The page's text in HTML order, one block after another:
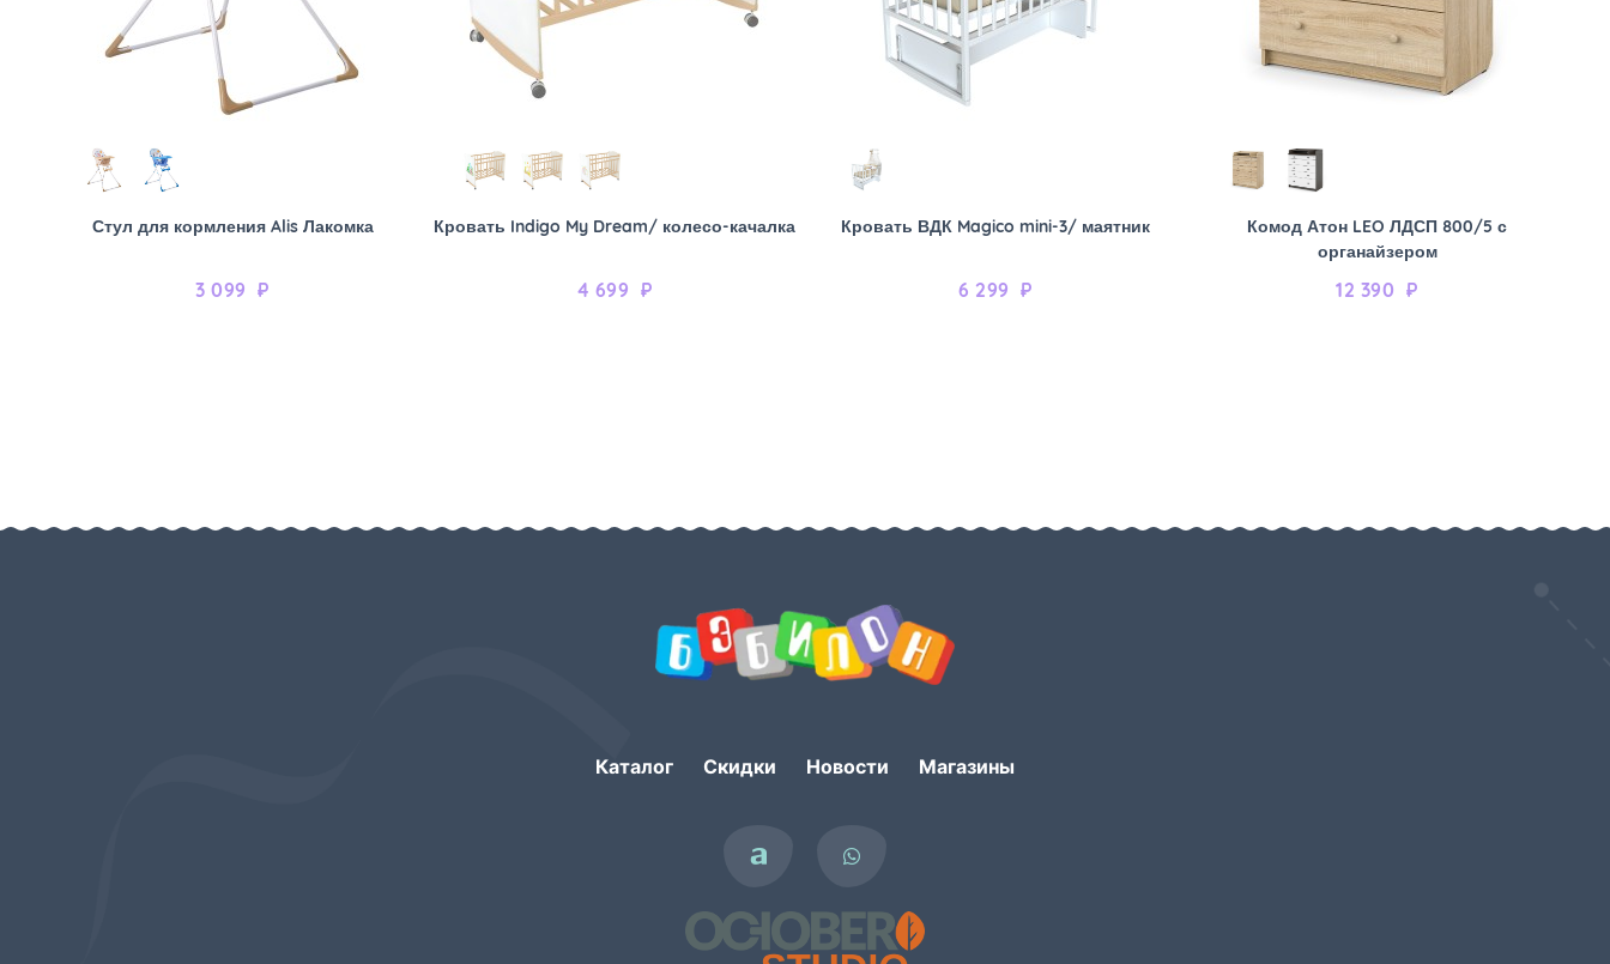
Стул для кормления Alis Лакомка
3 099 ₽
Кровать Indigo My Dream/ колесо-качалка
4 699 ₽
Кровать ВДК Magico mini-3/ маятник
6 299 ₽
Комод Атон LEO ЛДСП 800/5 с
органайзером
12 390 ₽
Каталог Скидки Новости Магазины